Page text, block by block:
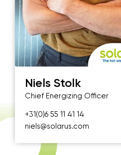
Niels Stolk
Chief Energizing Officer
+31(0)6 55 11 41 14
niels@solarus.com